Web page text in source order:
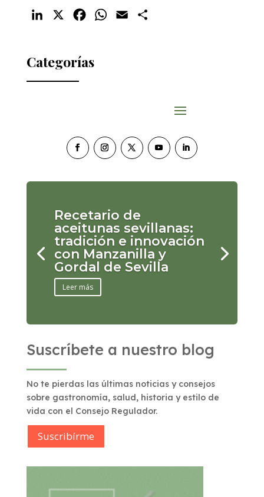
LinkedIn FacebookWhatsApp
Email
Categorías
Recetario de
aceitunas sevillanas:
tradición e innovación
con Manzanilla y
Gordal de Sevilla
Leer más
Suscríbete a nuestro blog
No te pierdas las últimas noticias y consejos
sobre gastronomía, salud, historia y estilo de
vida con el Consejo Regulador.
Suscribírme